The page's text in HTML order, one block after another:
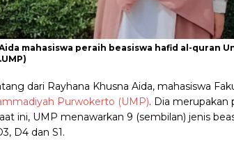
mahasiswa peraih beasiswa hafid al-quran
dari Rayhana Khusna Aida, mahasiswa
Purwokerto (UMP). Dia merupakan
ini, UMP menawarkan 9 (sembilan) jenis
D4 dan S1.